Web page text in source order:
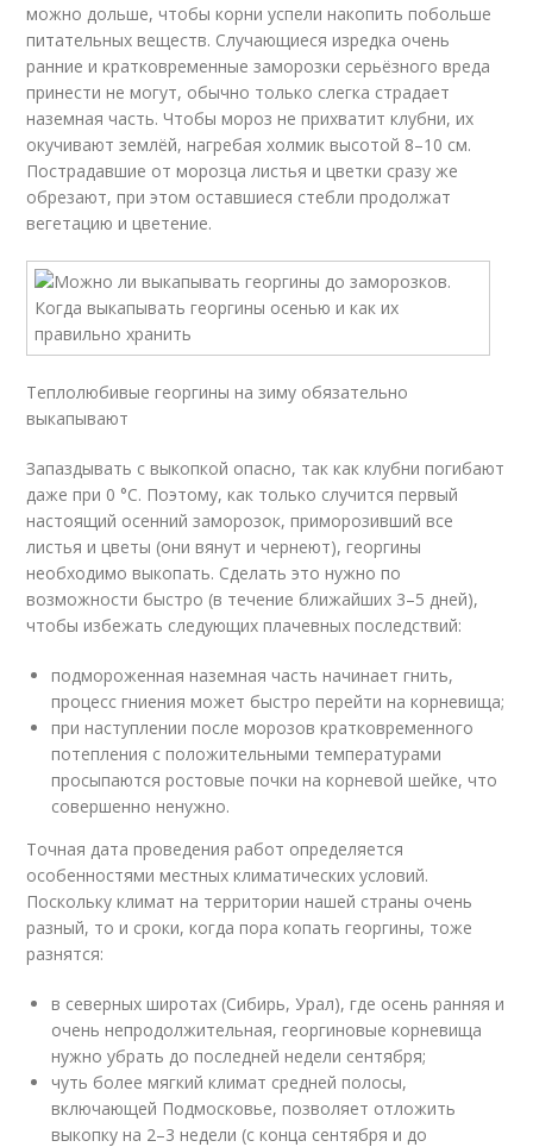
можно дольше, чтобы корни успели накопить побольше
питательных веществ. Случающиеся изредка очень
ранние и кратковременные заморозки серьёзного вреда
принести не могут, обычно только слегка страдает
наземная часть. Чтобы мороз не прихватит клубни, их
окучивают землёй, нагребая холмик высотой 8–10 см.
Пострадавшие от морозца листья и цветки сразу же
обрезают, при этом оставшиеся стебли продолжат
вегетацию и цветение.
Теплолюбивые георгины на зиму обязательно
выкапывают
Запаздывать с выкопкой опасно, так как клубни погибают
даже при 0 °C. Поэтому, как только случится первый
настоящий осенний заморозок, приморозивший все
листья и цветы (они вянут и чернеют), георгины
необходимо выкопать. Сделать это нужно по
возможности быстро (в течение ближайших 3–5 дней),
чтобы избежать следующих плачевных последствий:
подмороженная наземная часть начинает гнить,
процесс гниения может быстро перейти на корневища;
при наступлении после морозов кратковременного
потепления с положительными температурами
просыпаются ростовые почки на корневой шейке, что
совершенно ненужно.
Точная дата проведения работ определяется
особенностями местных климатических условий.
Поскольку климат на территории нашей страны очень
разный, то и сроки, когда пора копать георгины, тоже
разнятся:
в северных широтах (Сибирь, Урал), где осень ранняя и
очень непродолжительная, георгиновые корневища
нужно убрать до последней недели сентября;
чуть более мягкий климат средней полосы,
включающей Подмосковье, позволяет отложить
выкопку на 2–3 недели (с конца сентября и до